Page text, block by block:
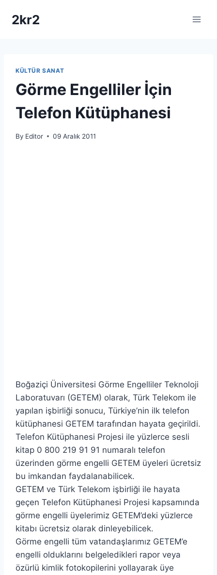
2kr2
KÜLTÜR SANAT
Görme Engelliler İçin
Telefon Kütüphanesi
By Editor 09 Aralık 2011
Boğaziçi Üniversitesi Görme Engelliler Teknoloji
Laboratuvarı (GETEM) olarak, Türk Telekom ile
yapılan işbirliği sonucu, Türkiye’nin ilk telefon
kütüphanesi GETEM tarafından hayata geçirildi.
Telefon Kütüphanesi Projesi ile yüzlerce sesli
kitap 0 800 219 91 91 numaralı telefon
üzerinden görme engelli GETEM üyeleri ücretsiz
bu imkandan faydalanabilicek.
GETEM ve Türk Telekom işbirliği ile hayata
geçen Telefon Kütüphanesi Projesi kapsamında
görme engelli üyelerimiz GETEM’deki yüzlerce
kitabı ücretsiz olarak dinleyebilicek.
Görme engelli tüm vatandaşlarımız GETEM’e
engelli olduklarını belgeledikleri rapor veya
özürlü kimlik fotokopilerini yollayarak üye